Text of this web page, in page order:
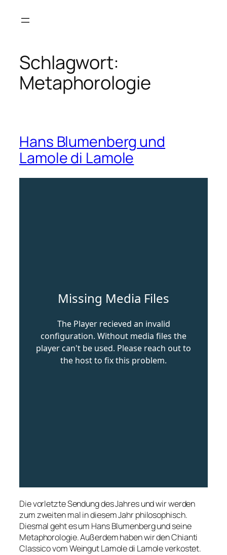
Inhalt
Schlagwort:
Metaphorologie
Hans Blumenberg und
Lamole di Lamole
Die vorletzte Sendung des Jahres und wir werden
zum zweiten mal in diesem Jahr philosophisch.
Diesmal geht es um Hans Blumenberg und seine
Metaphorologie. Außerdem haben wir den Chianti
Classico vom Weingut Lamole di Lamole verkostet.